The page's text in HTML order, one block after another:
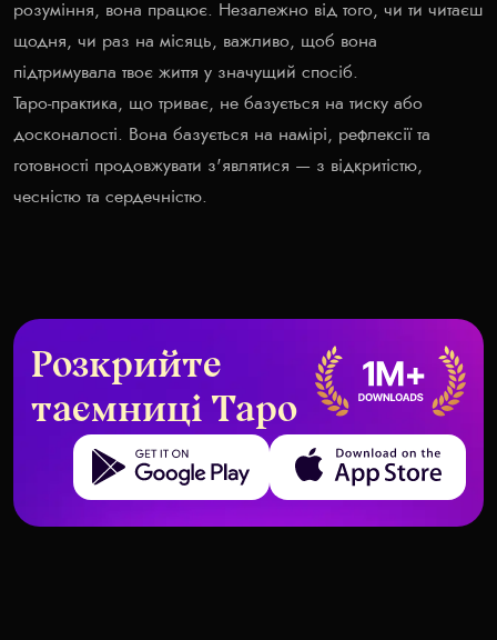
розуміння, вона працює. Незалежно від того, чи ти читаєш
щодня, чи раз на місяць, важливо, щоб вона
підтримувала твоє життя у значущий спосіб.
Таро-практика, що триває, не базується на тиску або
досконалості. Вона базується на намірі, рефлексії та
готовності продовжувати з'являтися — з відкритістю,
чесністю та сердечністю.
Розкрийте
таємниці Таро
Get it on Google Play Download on the App Store